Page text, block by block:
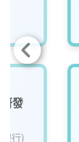
發
行)